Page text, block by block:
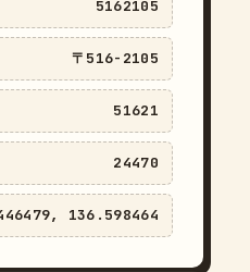
5162105
〒516-2105
51621
24470
136.598464